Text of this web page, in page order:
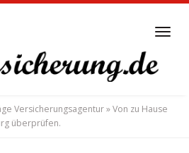
Versicherungsagentur»Von zu Hause
überprüfen.